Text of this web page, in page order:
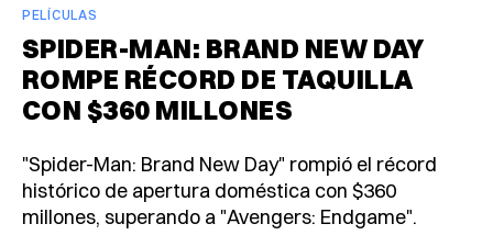
PELÍCULAS
SPIDER-MAN: BRAND NEW DAY
ROMPE RÉCORD DE TAQUILLA
CON $360 MILLONES
"Spider-Man: Brand New Day" rompió el récord
histórico de apertura doméstica con $360
millones, superando a "Avengers: Endgame".